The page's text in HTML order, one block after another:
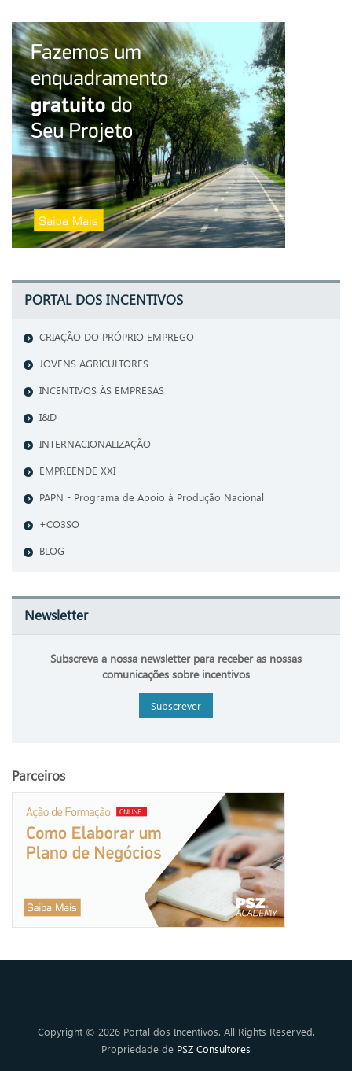
PORTAL DOS INCENTIVOS
CRIAÇÃO DO PRÓPRIO EMPREGO
JOVENS AGRICULTORES
INCENTIVOS ÀS EMPRESAS
I&D
INTERNACIONALIZAÇÃO
EMPREENDE XXI
PAPN - Programa de Apoio à Produção Nacional
+CO3SO
BLOG
Newsletter
Subscreva a nossa newsletter para receber as nossas
comunicações sobre incentivos
Subscrever
Parceiros
Copyright © 2026 Portal dos Incentivos. All Rights Reserved.
Propriedade de PSZ Consultores